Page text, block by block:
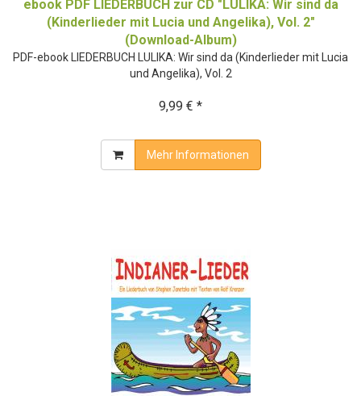
ebook PDF LIEDERBUCH zur CD "LULIKA: Wir sind da
(Kinderlieder mit Lucia und Angelika), Vol. 2"
(Download-Album)
PDF-ebook LIEDERBUCH LULIKA: Wir sind da (Kinderlieder mit Lucia
und Angelika), Vol. 2
9,99 € *
Mehr Informationen